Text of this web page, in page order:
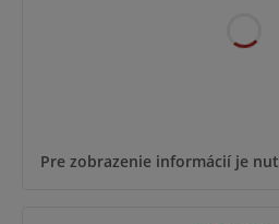
Pre zobrazenie informácií je